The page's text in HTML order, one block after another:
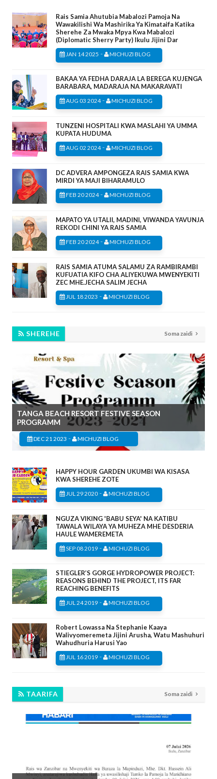
Rais Samia Ahutubia Mabalozi Pamoja Na
Wawakilishi Wa Mashirika Ya Kimataifa Katika
Sherehe Za Mwaka Mpya Kwa Mabalozi
(Diplomatic Sherry Party) Ikulu Jijini Dar
JAN 14 2025 - MICHUZI BLOG
BAKAA YA FEDHA DARAJA LA BEREGA KUJENGA
BARABARA, MADARAJA NA MAKARAVATI
AUG 03 2024- MICHUZI BLOG
TUNZENI HOSPITALI KWA MASLAHI YA UMMA
KUPATA HUDUMA
AUG 02 2024- MICHUZI BLOG
DC ADVERA AMPONGEZA RAIS SAMIA KWA
MIRDI YA MAJI BIHARAMULO
FEB 20 2024- MICHUZI BLOG
MAPATO YA UTALII, MADINI, VIWANDA YAVUNJA
REKODI CHINI YA RAIS SAMIA
FEB 20 2024- MICHUZI BLOG
RAIS SAMIA ATUMA SALAMU ZA RAMBIRAMBI
KUFUATIA KIFO CHA ALIYEKUWA MWENYEKITI
ZEC MHE.JECHA SALIM JECHA
JUL 18 2023 - MICHUZI BLOG
SHEREHE Soma zaidi
TANGA BEACH RESORT FESTIVE SEASON
PROGRAMM
DEC 21 2023 - MICHUZI BLOG
HAPPY HOUR GARDEN UKUMBI WA KISASA
KWA SHEREHE ZOTE
JUL 29 2020 - MICHUZI BLOG
NGUZA VIKING 'BABU SEYA' NA KATIBU
TAWALA WILAYA YA MUHEZA MHE DESDERIA
HAULE WAMEREMETA
SEP 08 2019 - MICHUZI BLOG
STIEGLER’S GORGE HYDROPOWER PROJECT:
REASONS BEHIND THE PROJECT, ITS FAR
REACHING BENEFITS
JUL 24 2019 - MICHUZI BLOG
Robert Lowassa Na Stephanie Kaaya
Walivyomeremeta Jijini Arusha, Watu Mashuhuri
Wahudhuria Harusi Yao
JUL 16 2019 - MICHUZI BLOG
TAARIFA Soma zaidi